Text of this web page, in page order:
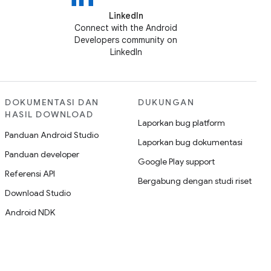
LinkedIn
Connect with the Android
Developers community on
LinkedIn
DOKUMENTASI DAN
HASIL DOWNLOAD
Panduan Android Studio
Panduan developer
Referensi API
Download Studio
Android NDK
DUKUNGAN
Laporkan bug platform
Laporkan bug dokumentasi
Google Play support
Bergabung dengan studi riset